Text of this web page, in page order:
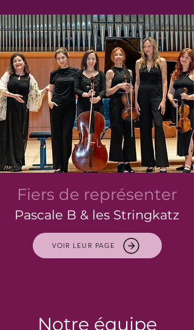
Fiers de représenter
Pascale B & les Stringkatz
VOIR LEUR PAGE
Notre équipe